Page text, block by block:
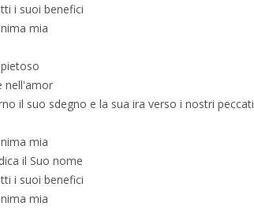
i suoi benefici
mia
nell'amor
il suo sdegno e la sua ira verso i nostri peccati
mia
il Suo nome
i suoi benefici
mia